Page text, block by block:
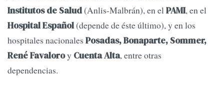
Institutos de Salud(Anlis-Malbrán), en elPAMI, en el
Hospital Español(depende de éste último), y en los
hospitales nacionales Posadas, Bonaparte, Sommer,
René Favaloroy Cuenta Alta, entre otras
dependencias.